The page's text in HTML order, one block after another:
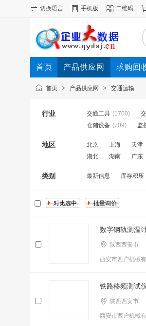
切换语言 手机版 二维码
首页 产品供应网 求购回
首页 > 产品供应网 > 交通运输
行业 交通工具 (1700)
仓储设备 (709) 监
地区 北京 上海 天津
湖北
湖南 广东
类别 最新信息 库存积压
数字钢轨测温
陕西西安市
西安市西户机械
铁路移频测试
陕西西安市
西安市西户机械